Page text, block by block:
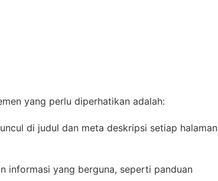
yang perlu diperhatikan adalah:
di judul dan meta deskripsi setiap halaman
informasi yang berguna, seperti panduan